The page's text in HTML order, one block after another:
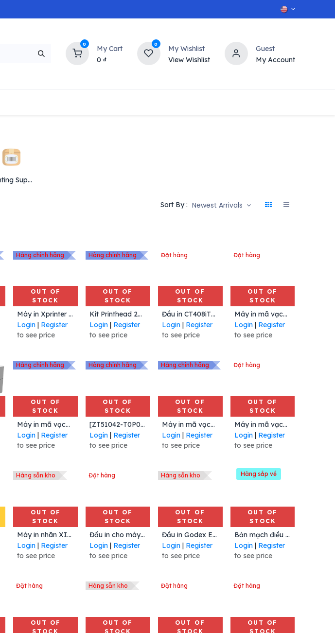
0
My Cart
0 ₫
0
My Wishlist
View Wishlist
Guest
My Account
HOT
Printing Supplies
Sort By : Newest Arrivals
Hàng chính hãng
OUT OF
STOCK
Máy in Xprinter XP-P301A
Login
Register
to see price
Hàng chính hãng
OUT OF
STOCK
Kit Printhead 203 dpi ZT620, ZT620R
Login
Register
to see price
Đặt hàng
OUT OF
STOCK
Đầu in CT408iTT, 203 dpi, Hiệu Sato
Login| Register
to see price
Đặt hàng
OUT OF
STOCK
Máy in mã vạch B-EX6T1-GS 203 dpi, Hiệu Toshiba Tec
Login| Register
to see price
Hàng chính hãng
OUT OF
STOCK
Máy in mã vạch Argox CX2140 Pro, 203dpi cổng USB, Mạng
Login | Register
to see price
Hàng chính hãng
OUT OF
STOCK
[ZT51042-T0P0000Z] Máy in mã vạch model ZT510, độ phân giải 203dpi, PN: ZT51042-T0P0000Z hiệu Zebra
Login | Register
to see price
Hàng chính hãng
OUT OF
STOCK
Máy in mã vạch di động ZQ610 Plus, 203 dpi Mã: ZQ61-ABXAB04-00, Hiệu Zebra
Login| Register
to see price
Đặt hàng
OUT OF
STOCK
Máy in mã vạch Argox iX4-250Pro 203dpi, Hiệu Argox
Login| Register
to see price
Hàng sẵn kho
OUT OF
STOCK
Máy in nhãn XI4L, Mã: IX4L-203DPI, 203 dpi. Hiệu IDPRT
Login | Register
to see price
Đặt hàng
OUT OF
STOCK
Đầu in cho máy in Sato CT408iTT
Login | Register
to see price
Hàng sẵn kho
OUT OF
STOCK
Đầu in Godex EZ1100 Plus
Login| Register
to see price
Hàng sắp về
OUT OF
STOCK
Bản mạch điều khiển máy in Avery ADTP1 , PN: 131322, Hiệu Avery
Login| Register
to see price
Đặt hàng
OUT OF
STOCK
Hàng sẵn kho
OUT OF
STOCK
Đặt hàng
OUT OF
STOCK
Đặt hàng
OUT OF
STOCK